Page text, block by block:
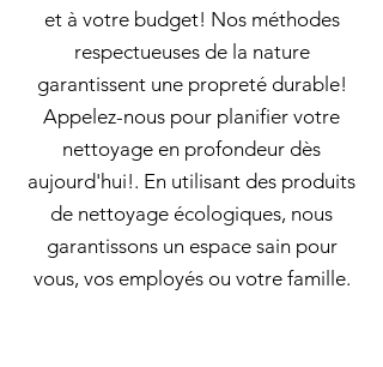
et à votre budget! Nos méthodes
respectueuses de la nature
garantissent une propreté durable!
Appelez-nous pour planifier votre
nettoyage en profondeur dès
aujourd'hui!. En utilisant des produits
de nettoyage écologiques, nous
garantissons un espace sain pour
vous, vos employés ou votre famille.